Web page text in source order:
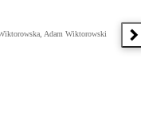
Adam Wiktorowski